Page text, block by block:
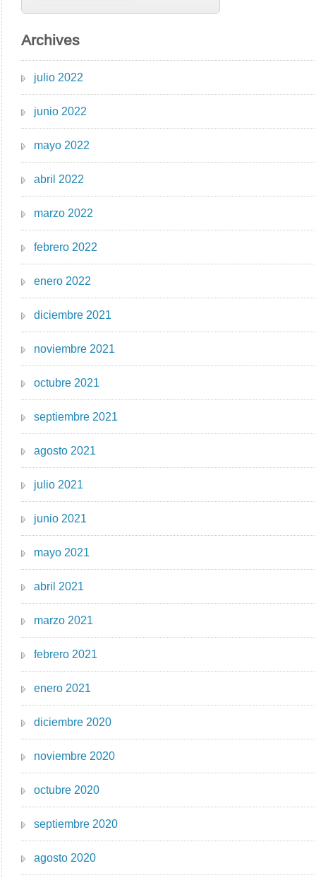
Archives
julio 2022
junio 2022
mayo 2022
abril 2022
marzo 2022
febrero 2022
enero 2022
diciembre 2021
noviembre 2021
octubre 2021
septiembre 2021
agosto 2021
julio 2021
junio 2021
mayo 2021
abril 2021
marzo 2021
febrero 2021
enero 2021
diciembre 2020
noviembre 2020
octubre 2020
septiembre 2020
agosto 2020